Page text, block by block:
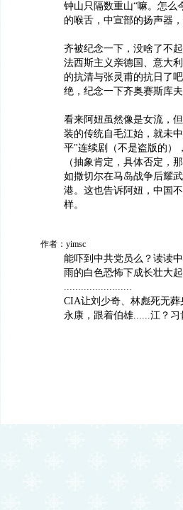
钟山只隔数重山“嘛。怎么
的喉舌，中宣部的扬声器
齐被纪念一下，没啥了不
法西斯主义亲德国、意大
的抗清与张灵甫的抗日了
绝，纪念一下齐奥赛斯库
看来阿妞虽然像是女流，
装的传统自毛江始，就未
平"连续剧（不是盗版的）
（抽象肯定，具体否定，
如撒切尔在马岛战争后耀
港。这也告诉阿妞，中国
样。
作者：yimsc
能吓到中共党员么？读读
雨的白色恐怖下成长壮大起
........................
CIA让刘少奇、林彪死无
永康，跟着伯雄......江？